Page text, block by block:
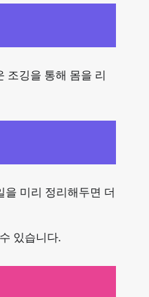
조깅을 통해 몸을 리
미리 정리해두면 더
있습니다.